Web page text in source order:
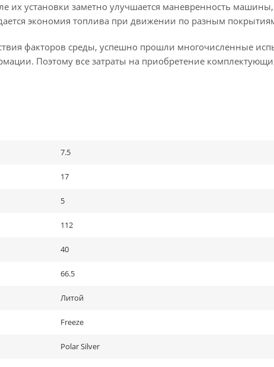
их установки заметно улучшается маневренность машины,
экономия топлива при движении по разным
факторов среды, успешно прошли многочисленные
Поэтому все затраты на приобретение
7.5
17
5
112
40
66.5
Литой
Freeze
Polar Silver